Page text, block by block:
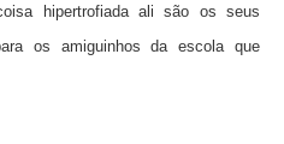
hipertrofiada ali são os seus
os amiguinhos da escola que